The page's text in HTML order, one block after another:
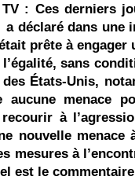
TV : Ces derniers
a déclaré dans une
prête à
sans
États-Unis,
aucune menace
à
nouvelle
mesures à
est le